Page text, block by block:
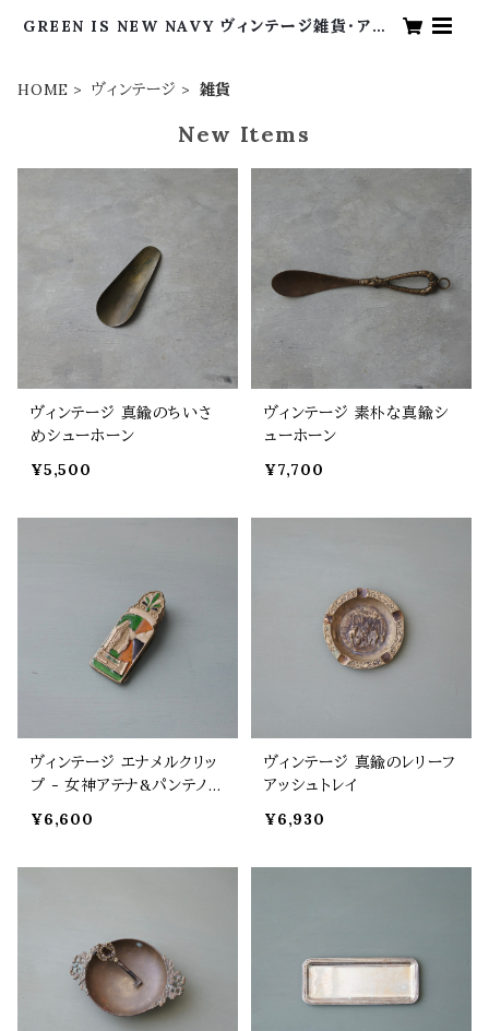
GREEN IS NEW NAVY ヴィンテージ雑貨・アン
HOME
ヴィンテージ 雑貨
New Items
ヴィンテージ 真鍮のちいさ
めシューホーン
¥5,500
ヴィンテージ 素朴な真鍮シ
ューホーン
¥7,700
ヴィンテージ エナメルクリッ
プ - 女神アテナ&パンテノン
¥6,600
ヴィンテージ 真鍮のレリーフ
アッシュトレイ
¥6,930